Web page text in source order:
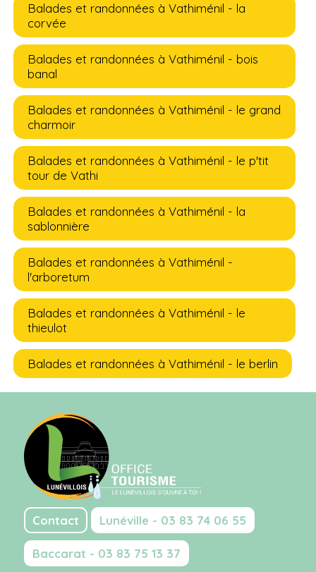
Balades et randonnées à Vathiménil - la
corvée
Balades et randonnées à Vathiménil - bois
banal
Balades et randonnées à Vathiménil - le grand
charmoir
Balades et randonnées à Vathiménil - le p'tit
tour de Vathi
Balades et randonnées à Vathiménil - la
sablonnière
Balades et randonnées à Vathiménil -
l'arboretum
Balades et randonnées à Vathiménil - le
thieulot
Balades et randonnées à Vathiménil - le berlin
Contact Lunéville - 03 83 74 06 55
Baccarat - 03 83 75 13 37